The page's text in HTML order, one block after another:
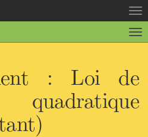
la
la
: Loi de
quadratique